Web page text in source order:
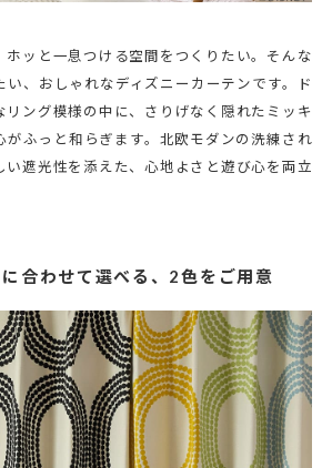
ホッと一息つける空間をつくりたい。そんな
い、おしゃれなディズニーカーテンです。ド
リング模様の中に、さりげなく隠れたミッキ
がふっと和らぎます。北欧モダンの洗練され
い遮光性を添えた、心地よさと遊び心を両立
合わせて選べる、2色をご用意